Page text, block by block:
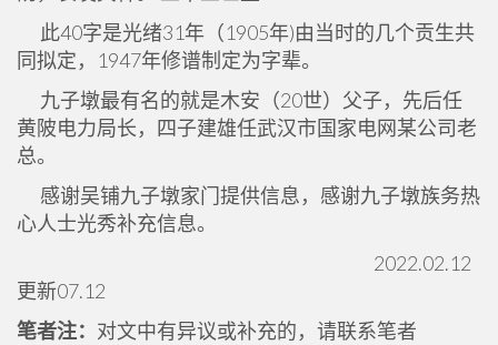
此40字是光绪31年（1905年)由当时的几个贡生共
同拟定，1947年修谱制定为字辈。
九子墩最有名的就是木安（20世）父子，先后任
黄陂电力局长，四子建雄任武汉市国家电网某公司老
总。
感谢吴铺九子墩家门提供信息，感谢九子墩族务热
心人士光秀补充信息。
2022.02.12
更新07.12
笔者注： 对文中有异议或补充的，请联系笔者